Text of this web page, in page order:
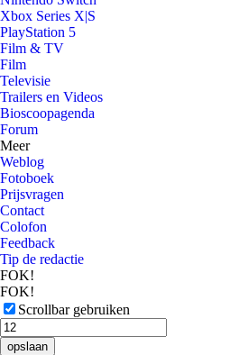
Xbox Series X|S
PlayStation 5
Film & TV
Film
Televisie
Trailers en Videos
Bioscoopagenda
Forum
Meer
Weblog
Fotoboek
Prijsvragen
Contact
Colofon
Feedback
Tip de redactie
FOK!
FOK!
Scrollbar gebruiken
opslaan